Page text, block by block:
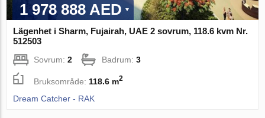
1 978 888 AED
Lägenhet i Sharm, Fujairah, UAE 2 sovrum, 118.6 kvm Nr.
512503
Sovrum:2 Badrum:3
Bruksområde: 118.6 m2
Dream Catcher - RAK